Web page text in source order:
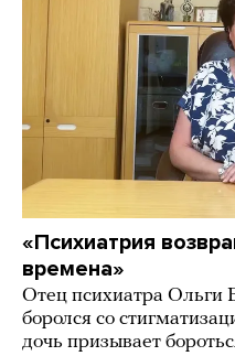
«Психиатрия
времена»
Отец психиатра Ольги
боролся со
дочь призывает